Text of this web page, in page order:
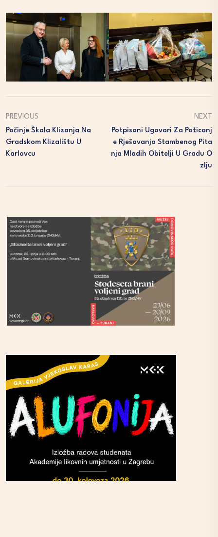
PREVIOUS
Počinje Škola Klizanja Na
Gradskom Klizalištu U
Karlovcu
NEXT
Potpisani Ugovori Za Poticanj
E Rješavanja Stambenog Pita
Nja Mladih Obitelji U Gradu O
Zlju